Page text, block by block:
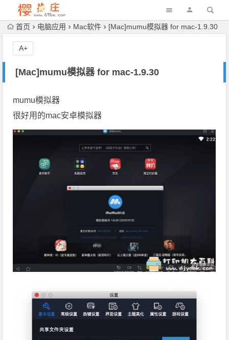
首页 电脑应用 Mac软件 [Mac]mumu模拟器 for mac-1.9.30
[Mac]mumu模拟器 for mac-1.9.30
A+
mumu模拟器
很好用的mac安卓模拟器